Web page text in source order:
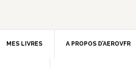
MES LIVRES A PROPOS D’AEROVFR